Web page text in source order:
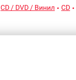
CD / DVD / Винил CD